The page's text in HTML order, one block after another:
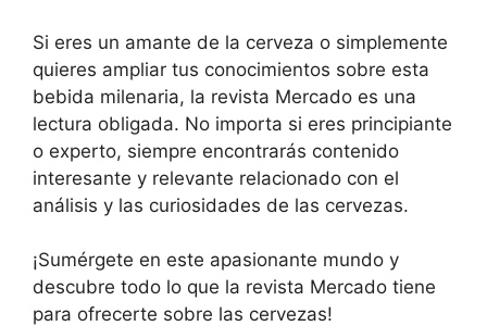
Si eres un amante de la cerveza o simplemente
quieres ampliar tus conocimientos sobre esta
bebida milenaria, la revista Mercado es una
lectura obligada. No importa si eres principiante
o experto, siempre encontrarás contenido
interesante y relevante relacionado con el
análisis y las curiosidades de las cervezas.
¡Sumérgete en este apasionante mundo y
descubre todo lo que la revista Mercado tiene
para ofrecerte sobre las cervezas!